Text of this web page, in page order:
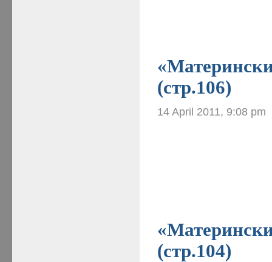
(стр.106)
14 April 2011, 9:08 pm
(стр.104)